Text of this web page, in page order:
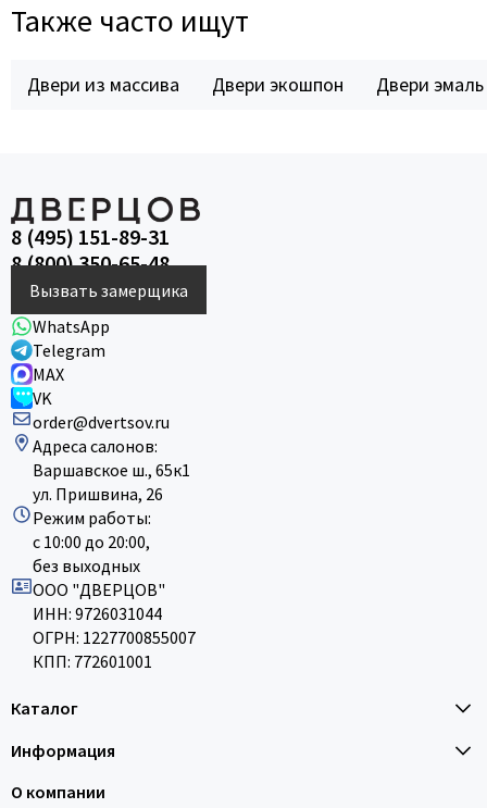
Также часто ищут
Двери из массива Двери экошпон Двери эмаль
8 (495) 151-89-31
8 (800) 350-65-48
Вызвать замерщика
WhatsApp
Telegram
MAX
VK
order@dvertsov.ru
Адреса салонов:
Варшавское ш., 65к1
ул. Пришвина, 26
Режим работы:
с 10:00 до 20:00,
без выходных
ООО "ДВЕРЦОВ"
ИНН: 9726031044
ОГРН: 1227700855007
КПП: 772601001
Каталог
Информация
О компании